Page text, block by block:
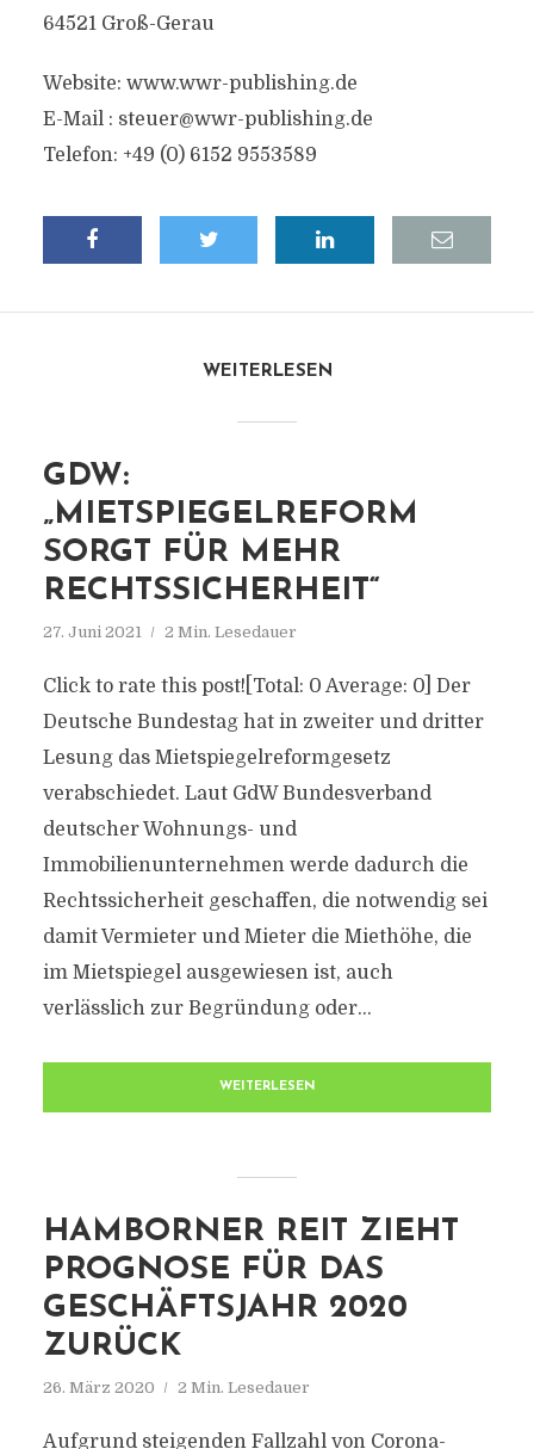
64521 Groß-Gerau
Website: www.wwr-publishing.de
E-Mail : steuer@wwr-publishing.de
Telefon: +49 (0) 6152 9553589
WEITERLESEN
GDW:
„MIETSPIEGELREFORM
SORGT FÜR MEHR
RECHTSSICHERHEIT“
27. Juni 2021 2 Min. Lesedauer
Click to rate this post![Total: 0 Average: 0] Der
Deutsche Bundestag hat in zweiter und dritter
Lesung das Mietspiegelreformgesetz
verabschiedet. Laut GdW Bundesverband
deutscher Wohnungs- und
Immobilienunternehmen werde dadurch die
Rechtssicherheit geschaffen, die notwendig sei
damit Vermieter und Mieter die Miethöhe, die
im Mietspiegel ausgewiesen ist, auch
verlässlich zur Begründung oder...
WEITERLESEN
HAMBORNER REIT ZIEHT
PROGNOSE FÜR DAS
GESCHÄFTSJAHR 2020
ZURÜCK
26. März 2020 2 Min. Lesedauer
Aufgrund steigenden Fallzahl von Corona-